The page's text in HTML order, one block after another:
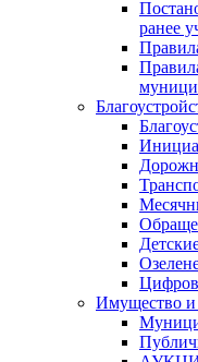
ранее
Имущество и